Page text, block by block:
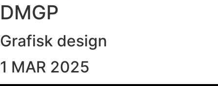
DMGP
Grafisk design
1 MAR 2025